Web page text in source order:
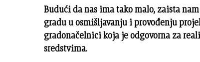
Budući da nas ima tako malo, zaista
gradu u osmišljavanju i provođenju
gradonačelnici koja je odgovorna za
sredstvima.